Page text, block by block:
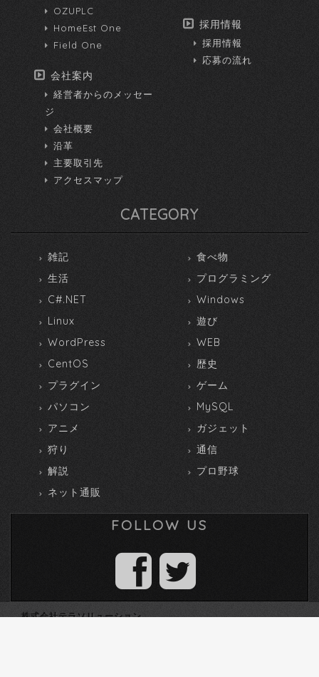
OZUPLC
HomeEst One
Field One
会社案内
経営者からのメッセー
ジ
会社概要
沿革
主要取引先
アクセスマップ
採用情報
採用情報
応募の流れ
CATEGORY
雑記
食べ物
生活
プログラミング
C#.NET
Windows
Linux
遊び
WordPress
WEB
CentOS
歴史
プラグイン
ゲーム
パソコン
MySQL
アニメ
ガジェット
狩り
通信
解説
プロ野球
ネット通販
FOLLOW US
株式会社テラソリューション